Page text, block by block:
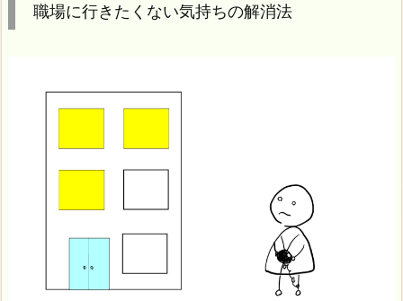
職場に行きたくない気持ちの解消法